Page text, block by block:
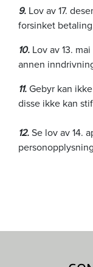
9. Lov av 17.
forsinket
10. Lov av 13.
annen
11.Gebyr kan
disse ikke kan
12.Se lov av 14.